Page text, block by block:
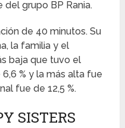
grupo BP Rania.
de 40 minutos. Su
la familia y el
baja que tuvo el
% y la más alta fue
fue de 12,5 %.
SISTERS